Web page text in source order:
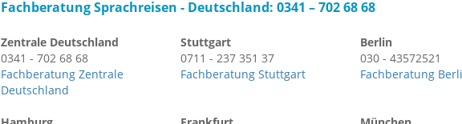
Fachberatung Sprachreisen - Deutschland: 0341 – 702 68 68
Zentrale Deutschland
0341 - 702 68 68
Fachberatung Zentrale
Deutschland
Stuttgart
0711 - 237 351 37
Fachberatung Stuttgart
Berlin
030 - 43572521
Fachberatung